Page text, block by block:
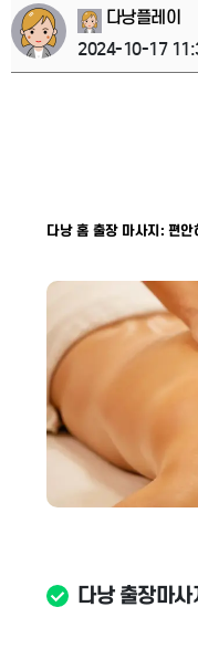
다낭플레이
2024-10-17
다낭 홈 출장 마사지: 편
다낭 출장마사